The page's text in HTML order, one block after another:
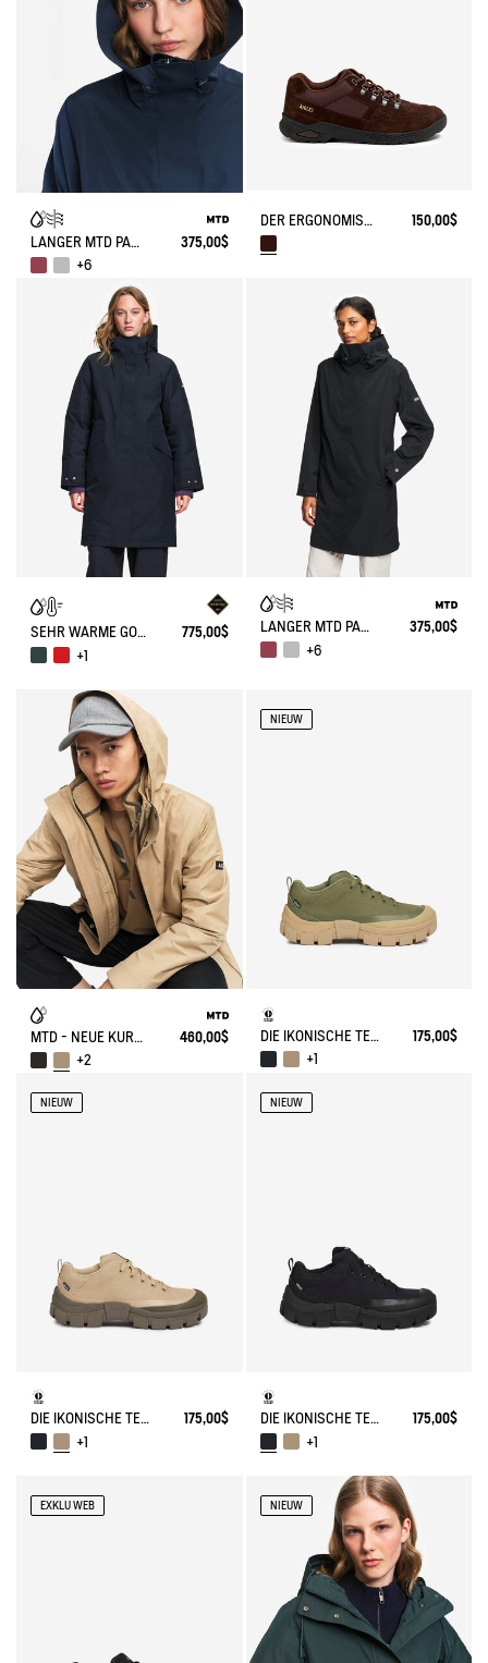
LANGER MTD PARKA MIT KAPUZE
375,00$
+6
DER ERGONOMISCHE SCHUH AUS WILDLEDERLEDER. 150,00$
SEHR WARME GORE-TEX® PARKA
775,00$
+1
LANGER MTD PARKA MIT KAPUZE
375,00$
+6
MTD - NEUE KURZE PARKA (UNTER DEM PO)
460,00$
+2
NIEUW
DIE IKONISCHE TENERE NEU INTERPRETIERT: ERBE UND INNOVATION
175,00$
+1
NIEUW
DIE IKONISCHE TENERE NEU INTERPRETIERT: ERBE UND INNOVATION
175,00$
+1
NIEUW
DIE IKONISCHE TENERE NEU INTERPRETIERT: ERBE UND INNOVATION
175,00$
+1
EXKLU WEB NIEUW